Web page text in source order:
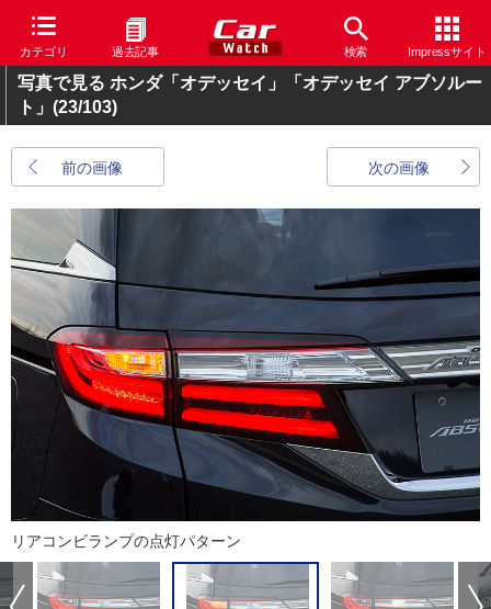
カテゴリ 過去記事 検索 Impressサイト
写真で見る ホンダ「オデッセイ」「オデッセイ アブソルー
ト」 (23/103)
前の画像 次の画像
リアコンビランプの点灯パターン